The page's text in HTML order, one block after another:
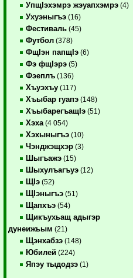
УпщIэхэмрэ жэуапхэмрэ (4)
Ухуэныгъэ (16)
Фестиваль (45)
Футбол (378)
ФщIэн папщIэ (6)
Фэ фщIэрэ (5)
Фэеплъ (136)
Хъуэхъу (117)
Хъыбар гуапэ (148)
ХъыбарегъащIэ (51)
Хэха (4 054)
Хэхыныгъэ (10)
Чэнджэщхэр (3)
Шыгъажэ (15)
Шыхулъагъуэ (12)
ЩIэ (52)
ЩIэныгъэ (51)
Щапхъэ (54)
Щикъухьащ адыгэр
дунеижьым (21)
Щэнхабзэ (148)
Юбилей (224)
Япэу тыдодзэ (1)